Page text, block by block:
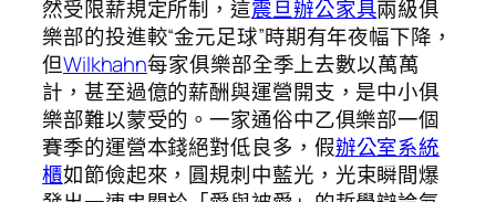
然受限薪規定所制，這震旦辦公家具兩級俱
樂部的投進較“金元足球”時期有年夜幅下降，
但Wilkhahn每家俱樂部全季上去數以萬萬
計，甚至過億的薪酬與運營開支，是中小俱
樂部難以蒙受的。一家通俗中乙俱樂部一個
賽季的運營本錢絕對低良多，假辦公室系統
櫃如節儉起來，圓規刺中藍光，光束瞬間爆